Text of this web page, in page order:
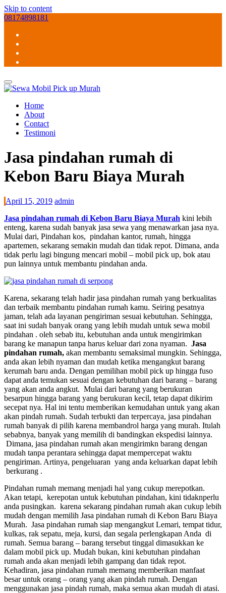
Skip to content
08174898181
Home
About
Contact
Testimoni
Jasa pindahan rumah di
Kebon Baru Biaya Murah
April 15, 2019 admin
Jasa pindahan rumah di Kebon Baru Biaya Murah kini lebih
enteng, karena sudah banyak jasa sewa yang menawarkan jasa nya.
Mulai dari, Pindahan kos, pindahan kantor, rumah, hingga
apartemen, sekarang semakin mudah dan tidak repot. Dimana, anda
tidak perlu lagi bingung mencari mobil – mobil pick up, bok atau
pun lainnya untuk membantu pindahan anda.
Karena, sekarang telah hadir jasa pindahan rumah yang berkualitas
dan terbaik membantu pindahan rumah kamu. Seiring pesatnya
jaman, telah ada layanan pengiriman sesuai kebutuhan. Sehingga,
saat ini sudah banyak orang yang lebih mudah untuk sewa mobil
pindahan . oleh sebab itu, kebutuhan anda untuk mengirimkan
barang ke manapun tanpa harus keluar dari zona nyaman. Jasa
pindahan rumah, akan membantu semaksimal mungkin. Sehingga,
anda akan lebih nyaman dan mudah ketika mengangkut barang
kerumah baru anda. Dengan pemilihan mobil pick up hingga fuso
dapat anda temukan sesuai dengan kebutuhan dari barang – barang
yang akan anda angkut. Mulai dari barang yang berukuran
besarpun hingga barang yang berukuran kecil, tetap dapat dikirim
secepat nya. Hal ini tentu memberikan kemudahan untuk yang akan
akan pindah rumah. Sudah terbukti dan terpercaya, jasa pindahan
rumah banyak di pilih karena membandrol harga yang murah. Itulah
sebabnya, banyak yang memilih di bandingkan ekspedisi lainnya.
Dimana, jasa pindahan rumah akan mengirimkn barang dengan
mudah tanpa perantara sehingga dapat mempercepat waktu
pengiriman. Artinya, pengeluaran yang anda keluarkan dapat lebih
berkurang .
Pindahan rumah memang menjadi hal yang cukup merepotkan.
Akan tetapi, kerepotan untuk kebutuhan pindahan, kini tidaknperlu
anda pusingkan. karena sekarang pindahan rumah akan cukup lebih
mudah dengan memilih Jasa pindahan rumah di Kebon Baru Biaya
Murah. Jasa pindahan rumah siap mengangkut Lemari, tempat tidur,
kulkas, rak sepatu, meja, kursi, dan segala perlengkapan Anda di
rumah. Semua barang – barang tersebut tinggal dimasukkan ke
dalam mobil pick up. Mudah bukan, kini kebutuhan pindahan
rumah anda akan menjadi lebih gampang dan tidak repot.
Kehadiran, jasa pindahan rumah memang memberikan manfaat
besar untuk orang – orang yang akan pindah rumah. Dengan
menggunakan jasa pindah rumah, maka semua akan mudah di atasi.